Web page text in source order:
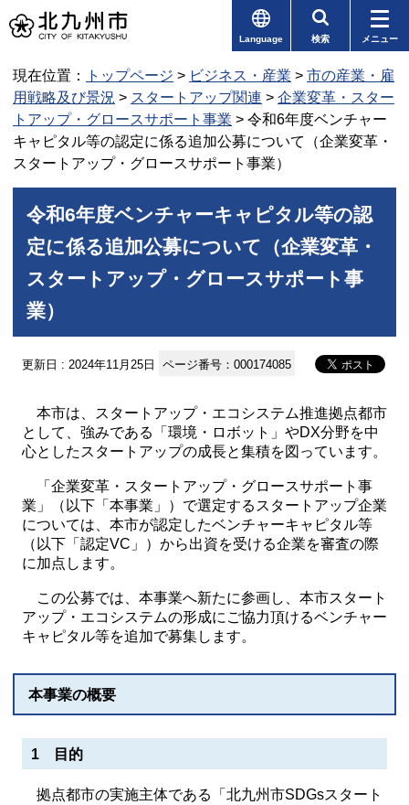
Language 検索 メニュー
現在位置： トップページ > ビジネス・産業 > 市の産業・雇
用戦略及び景況 > スタートアップ関連 > 企業変革・スター
トアップ・グロースサポート事業 > 令和6年度ベンチャー
キャピタル等の認定に係る追加公募について（企業変革・
スタートアップ・グロースサポート事業）
令和6年度ベンチャーキャピタル等の認
定に係る追加公募について（企業変革・
スタートアップ・グロースサポート事
業）
更新日 : 2024年11月25日 ページ番号：000174085
本市は、スタートアップ・エコシステム推進拠点都市
として、強みである「環境・ロボット」やDX分野を中
心としたスタートアップの成長と集積を図っています。
「企業変革・スタートアップ・グロースサポート事
業」（以下「本事業」）で選定するスタートアップ企業
については、本市が認定したベンチャーキャピタル等
（以下「認定VC」）から出資を受ける企業を審査の際
に加点します。
この公募では、本事業へ新たに参画し、本市スタート
アップ・エコシステムの形成にご協力頂けるベンチャー
キャピタル等を追加で募集します。
本事業の概要
1 目的
拠点都市の実施主体である「北九州市SDGsスタート